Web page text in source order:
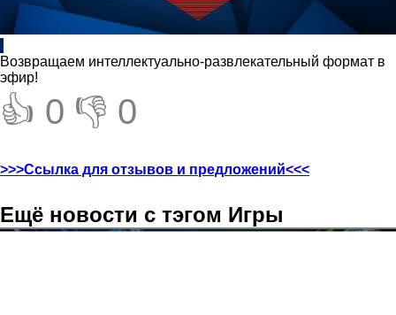
Возвращаем интеллектуально-развлекательный формат в
эфир!
👍 0 👎 0
>>>Ссылка для отзывов и предложений<<<
Ещё новости с тэгом Игры